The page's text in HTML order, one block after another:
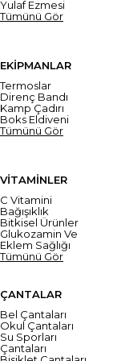
Yulaf Ezmesi
Tümünü Gör
EKİPMANLAR
Termoslar
Direnç Bandı
Kamp Çadırı
Boks Eldiveni
Tümünü Gör
VİTAMİNLER
C Vitamini
Bağışıklık
Bitkisel Ürünler
Glukozamin Ve
Eklem Sağlığı
Tümünü Gör
ÇANTALAR
Bel Çantaları
Okul Çantaları
Su Sporları
Çantaları